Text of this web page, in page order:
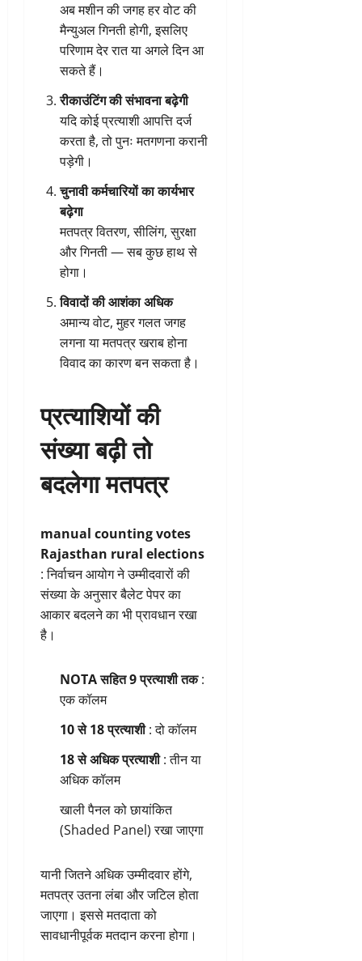
अब मशीन की जगह हर वोट की
मैन्युअल गिनती होगी, इसलिए
परिणाम देर रात या अगले दिन आ
सकते हैं।
रीकाउंटिंग की संभावना बढ़ेगी
यदि कोई प्रत्याशी आपत्ति दर्ज
करता है, तो पुनः मतगणना करानी
पड़ेगी।
चुनावी कर्मचारियों का कार्यभार
बढ़ेगा
मतपत्र वितरण, सीलिंग, सुरक्षा
और गिनती — सब कुछ हाथ से
होगा।
विवादों की आशंका अधिक
अमान्य वोट, मुहर गलत जगह
लगना या मतपत्र खराब होना
विवाद का कारण बन सकता है।
प्रत्याशियों की
संख्या बढ़ी तो
बदलेगा मतपत्र
manual counting votes
Rajasthan rural elections
: निर्वाचन आयोग ने उम्मीदवारों की
संख्या के अनुसार बैलेट पेपर का
आकार बदलने का भी प्रावधान रखा
है।
NOTA सहित 9 प्रत्याशी तक:
एक कॉलम
10 से 18 प्रत्याशी: दो कॉलम
18 से अधिक प्रत्याशी: तीन या
अधिक कॉलम
खाली पैनल को छायांकित
(Shaded Panel) रखा जाएगा
यानी जितने अधिक उम्मीदवार होंगे,
मतपत्र उतना लंबा और जटिल होता
जाएगा। इससे मतदाता को
सावधानीपूर्वक मतदान करना होगा।